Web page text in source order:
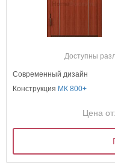
Доступны
Современный дизайн
Конструкция МК 800+
Цена от: